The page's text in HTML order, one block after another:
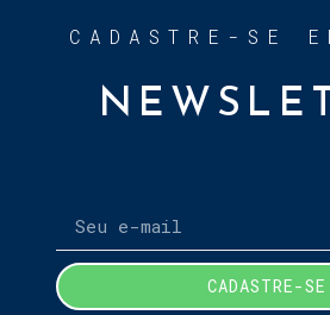
CADASTRE-SE
CADASTRE-SE